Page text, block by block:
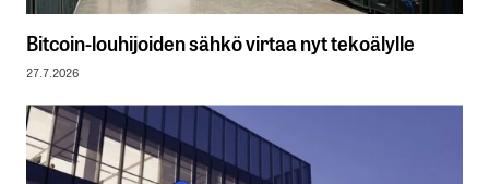
Bitcoin-louhijoiden sähkö virtaa nyt tekoälylle
27.7.2026